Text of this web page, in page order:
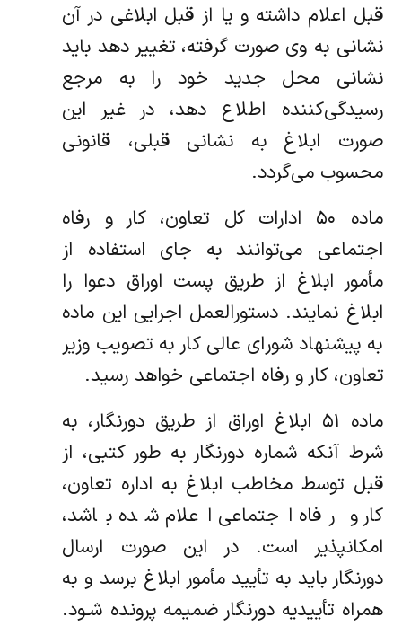
قبل اعلام داشته و یا از قبل ابلاغی در آن
نشانی به وی صورت گرفته، تغییر دهد باید
نشانی محل جدید خود را به مرجع
رسیدگی‌کننده اطلاع دهد، در غیر این
صورت ابلاغ به نشانی قبلی، قانونی
محسوب می‌گردد.
ماده ۵۰ ادارات کل تعاون، کار و رفاه
اجتماعی می‌توانند به جای استفاده از
مأمور ابلاغ از طریق پست اوراق دعوا را
ابلاغ نمایند. دستورالعمل اجرایی این ماده
به پیشنهاد شورای عالی کار به تصویب وزیر
تعاون، کار و رفاه اجتماعی خواهد رسید.
ماده ۵۱ ابلاغ اوراق از طریق دورنگار، به
شرط آنکه شماره دورنگار به طور کتبی، از
قبل توسط مخاطب ابلاغ به اداره تعاون،
کار و رفاه اجتماعی اعلام شده باشد،
امکانپذیر است. در این صورت ارسال
دورنگار باید به تأیید مأمور ابلاغ برسد و به
همراه تأییدیه دورنگار ضمیمه پرونده شـود.